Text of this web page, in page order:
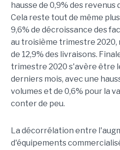
hausse de 0,9% des revenus
Cela reste tout de même
9,6% de décroissance des
au troisième trimestre 2020,
de 12,9% des livraisons.
trimestre 2020 s'avère être
derniers mois, avec une
volumes et de 0,6% pour la
conter de peu.
La décorrélation entre
d'équipements